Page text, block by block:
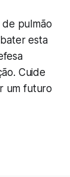
pulmão
esta
Cuide
um futuro